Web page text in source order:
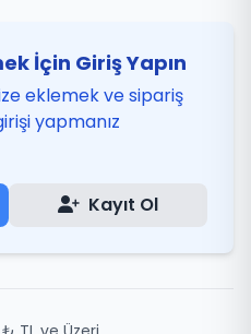
İçin Giriş Yapın
eklemek ve sipariş
yapmanız
Kayıt Ol